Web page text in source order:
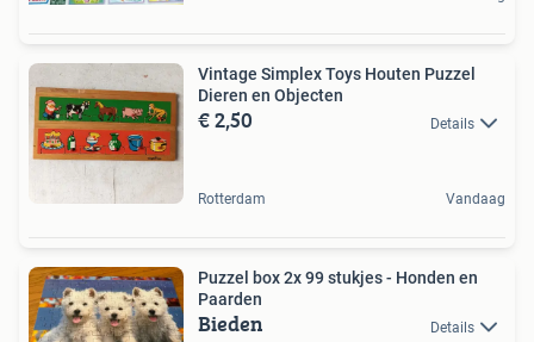
Vintage Simplex Toys Houten Puzzel
Dieren en Objecten
€ 2,50 Details
Rotterdam Vandaag
Puzzel box 2x 99 stukjes - Honden en
Paarden
Bieden Details